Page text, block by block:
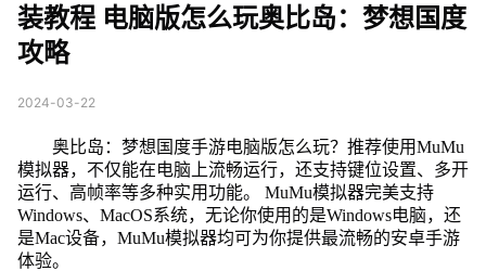
装教程 电脑版怎么玩奥比岛：梦想国度
攻略
2024-03-22
奥比岛：梦想国度手游电脑版怎么玩？推荐使用MuMu
模拟器，不仅能在电脑上流畅运行，还支持键位设置、多开
运行、高帧率等多种实用功能。 MuMu模拟器完美支持
Windows、MacOS系统，无论你使用的是Windows电脑，还
是Mac设备，MuMu模拟器均可为你提供最流畅的安卓手游
体验。